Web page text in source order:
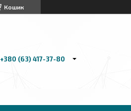
Кошик
+380 (63) 417-37-80